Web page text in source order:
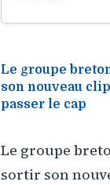
Le groupe
son nouveau
passer le cap
Le groupe
sortir son